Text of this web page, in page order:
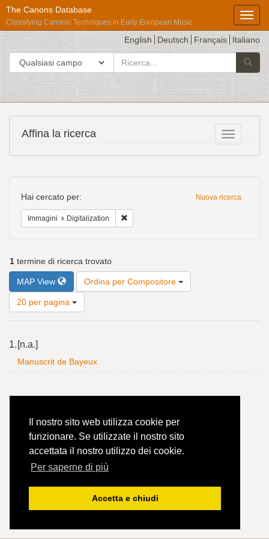
Il nostro sito web utilizza cookie per
funzionare. Se utilizzate il nostro sito
accettata il nostro utilizzo dei cookie.
Per saperne di più
Accetta e chiudi
The Canons Database
Classifying Canonic Techniques in Early European Music
English Deutsch Français Italiano
Cerca in
cerca
Avvia
Répertoire
des
Musicales
Toggle
Affina la ricerca
Nuova ricerca
Hai cercato per:
Immagini Digitalization
1 termine di ricerca trovato
MAP View Ordina per Compositore
per
20 per pagina
della
ricerca
1. [n.a.]
Manuscrit de Bayeux